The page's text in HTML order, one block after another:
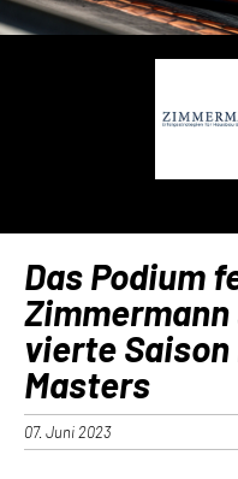
Das Podium
vierte Saison
Masters
07. Juni 2023